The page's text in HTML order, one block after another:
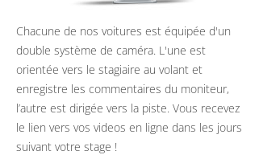
Chacune de nos voitures est équipée d'un
double système de caméra. L'une est
orientée vers le stagiaire au volant et
enregistre les commentaires du moniteur,
l’autre est dirigée vers la piste. Vous recevez
le lien vers vos videos en ligne dans les jours
suivant votre stage !